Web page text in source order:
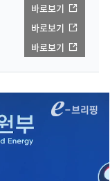
바로보기
바로보기
바로보기